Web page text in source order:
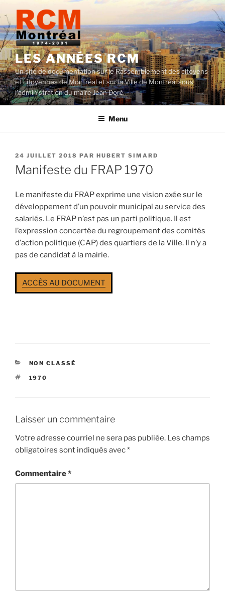
au
contenu
LES ANNÉES RCM
Un site de documentation sur le Rassemblement des citoyens
et citoyennes de Montréal et sur la Ville de Montréal sous
l'administration du maire Jean Doré
Menu
PUBLIÉ
LE
24 JUILLET 2018 PAR HUBERT SIMARD
Manifeste du FRAP 1970
Le manifeste du FRAP exprime une vision axée sur le
développement d’un pouvoir municipal au service des
salariés. Le FRAP n’est pas un parti politique. Il est
l’expression concertée du regroupement des comités
d’action politique (CAP) des quartiers de la Ville. Il n’y a
pas de candidat à la mairie.
ACCÈS AU DOCUMENT
CATÉGORIES
NON CLASSÉ
ÉTIQUETTES
1970
Laisser un commentaire
Votre adresse courriel ne sera pas publiée. Les champs
obligatoires sont indiqués avec*
Commentaire*